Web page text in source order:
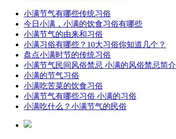
小满节气有哪些传统习俗
今日小满，小满的饮食习俗有哪些
小满节气的由来和习俗
小满习俗有哪些？10大习俗你知道几个？
盘点小满时节的传统习俗
小满节气民间风俗禁忌 小满的风俗禁忌简介
小满的节气习俗
小满吃苦菜的饮食习俗
小满节气有哪些习俗 小满的习俗
小满吃什么？小满节气的民俗